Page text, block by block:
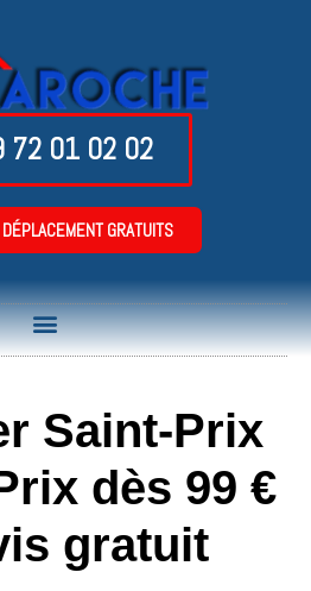
72 01 02 02
GRATUITS
Saint-Prix
dès 99 €
gratuit